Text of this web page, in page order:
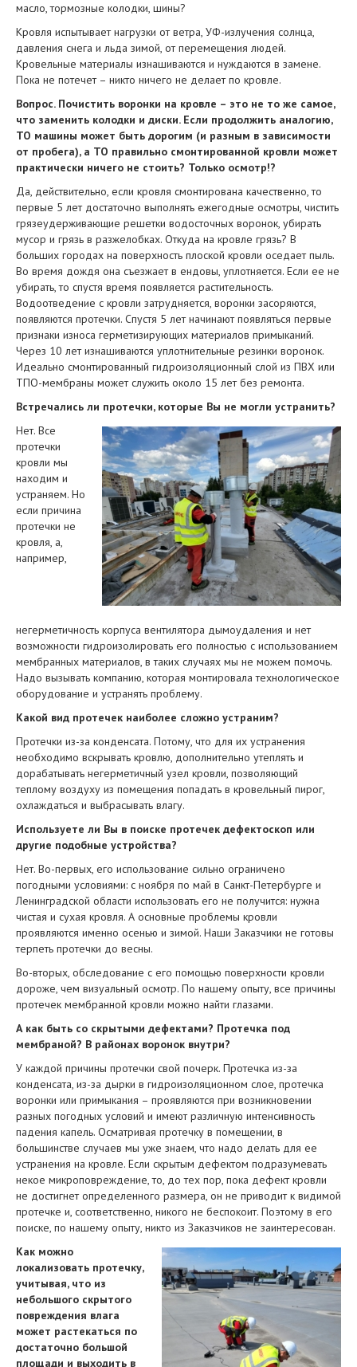
масло, тормозные колодки, шины?
Кровля испытывает нагрузки от ветра, УФ-излучения солнца,
давления снега и льда зимой, от перемещения людей.
Кровельные материалы изнашиваются и нуждаются в замене.
Пока не потечет – никто ничего не делает по кровле.
Вопрос. Почистить воронки на кровле – это не то же самое,
что заменить колодки и диски. Если продолжить аналогию,
ТО машины может быть дорогим (и разным в зависимости
от пробега), а ТО правильно смонтированной кровли может
практически ничего не стоить? Только осмотр!?
Да, действительно, если кровля смонтирована качественно, то
первые 5 лет достаточно выполнять ежегодные осмотры, чистить
грязеудерживающие решетки водосточных воронок, убирать
мусор и грязь в разжелобках. Откуда на кровле грязь? В
больших городах на поверхность плоской кровли оседает пыль.
Во время дождя она съезжает в ендовы, уплотняется. Если ее не
убирать, то спустя время появляется растительность.
Водоотведение с кровли затрудняется, воронки засоряются,
появляются протечки. Спустя 5 лет начинают появляться первые
признаки износа герметизирующих материалов примыканий.
Через 10 лет изнашиваются уплотнительные резинки воронок.
Идеально смонтированный гидроизоляционный слой из ПВХ или
ТПО-мембраны может служить около 15 лет без ремонта.
Встречались ли протечки, которые Вы не могли устранить?
Нет. Все
протечки
кровли мы
находим и
устраняем. Но
если причина
протечки не
кровля, а,
например,
негерметичность корпуса вентилятора дымоудаления и нет
возможности гидроизолировать его полностью с использованием
мембранных материалов, в таких случаях мы не можем помочь.
Надо вызывать компанию, которая монтировала технологическое
оборудование и устранять проблему.
Какой вид протечек наиболее сложно устраним?
Протечки из-за конденсата. Потому, что для их устранения
необходимо вскрывать кровлю, дополнительно утеплять и
дорабатывать негерметичный узел кровли, позволяющий
теплому воздуху из помещения попадать в кровельный пирог,
охлаждаться и выбрасывать влагу.
Используете ли Вы в поиске протечек дефектоскоп или
другие подобные устройства?
Нет. Во-первых, его использование сильно ограничено
погодными условиями: с ноября по май в Санкт-Петербурге и
Ленинградской области использовать его не получится: нужна
чистая и сухая кровля. А основные проблемы кровли
проявляются именно осенью и зимой. Наши Заказчики не готовы
терпеть протечки до весны.
Во-вторых, обследование с его помощью поверхности кровли
дороже, чем визуальный осмотр. По нашему опыту, все причины
протечек мембранной кровли можно найти глазами.
А как быть со скрытыми дефектами? Протечка под
мембраной? В районах воронок внутри?
У каждой причины протечки свой почерк. Протечка из-за
конденсата, из-за дырки в гидроизоляционном слое, протечка
воронки или примыкания – проявляются при возникновении
разных погодных условий и имеют различную интенсивность
падения капель. Осматривая протечку в помещении, в
большинстве случаев мы уже знаем, что надо делать для ее
устранения на кровле. Если скрытым дефектом подразумевать
некое микроповреждение, то, до тех пор, пока дефект кровли
не достигнет определенного размера, он не приводит к видимой
протечке и, соответственно, никого не беспокоит. Поэтому в его
поиске, по нашему опыту, никто из Заказчиков не заинтересован.
Как можно
локализовать протечку,
учитывая, что из
небольшого скрытого
повреждения влага
может растекаться по
достаточно большой
площади и выходить в